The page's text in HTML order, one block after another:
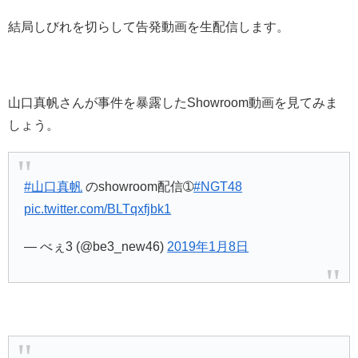
結局しびれを切らして告発動画を生配信します。
山口真帆さんが事件を暴露したShowroom動画を見てみま
しょう。
#山口真帆 のshowroom配信➀#NGT48
pic.twitter.com/BLTqxfjbk1
— べぇ3 (@be3_new46) 2019年1月8日